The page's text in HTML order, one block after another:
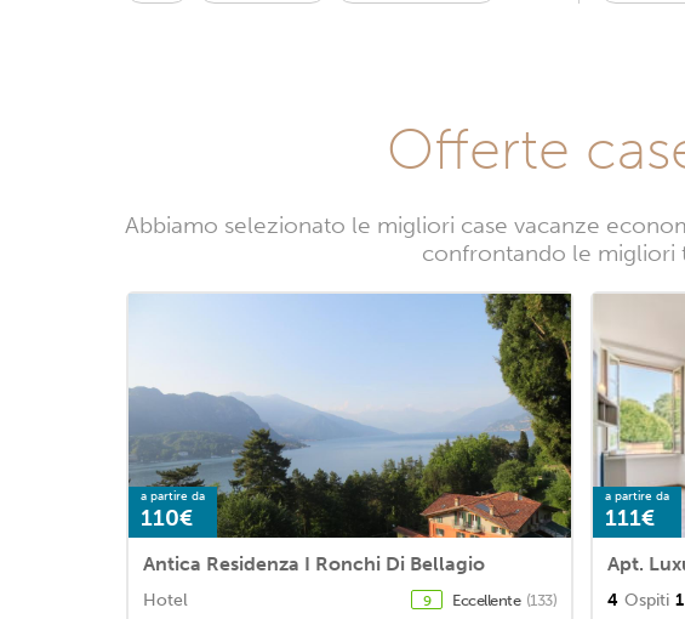
Offerte
Abbiamo selezionato le migliori case vacanze
confrontando le migliori
a partire da
110€
Antica Residenza I Ronchi Di Bellagio
Hotel 9 Eccellente (133)
a partire da
111€
Apt.
4 Ospiti 1